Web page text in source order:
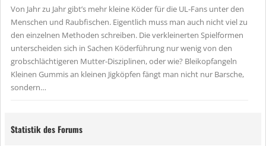
Von Jahr zu Jahr gibt’s mehr kleine Köder für die UL-Fans unter den
Menschen und Raubfischen. Eigentlich muss man auch nicht viel zu
den einzelnen Methoden schreiben. Die verkleinerten Spielformen
unterscheiden sich in Sachen Köderführung nur wenig von den
grobschlächtigeren Mutter-Disziplinen, oder wie? Bleikopfangeln
Kleinen Gummis an kleinen Jigköpfen fängt man nicht nur Barsche,
sondern…
Statistik des Forums